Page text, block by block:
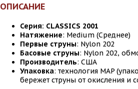
ОПИСАНИЕ
Серия: CLASSICS 2001
Натяжение: Medium (Среднее)
Первые струны: Nylon 202
Басовые струны: Nylon 202,
Производитель: США
Упаковка: технология MAP
бережет струны от окисления и